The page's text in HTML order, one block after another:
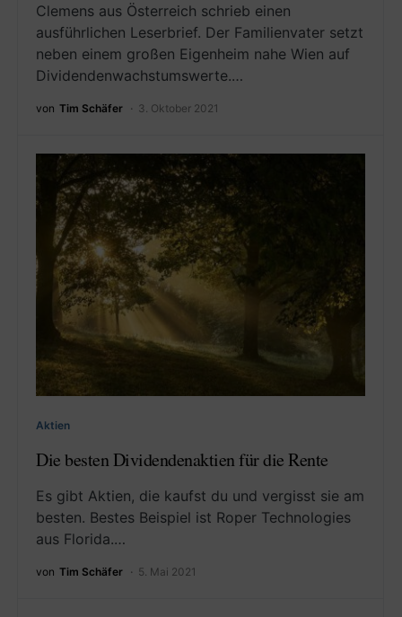
Clemens aus Österreich schrieb einen
ausführlichen Leserbrief. Der Familienvater setzt
neben einem großen Eigenheim nahe Wien auf
Dividendenwachstumswerte.…
von Tim Schäfer 3. Oktober 2021
Aktien
Die besten Dividendenaktien für die Rente
Es gibt Aktien, die kaufst du und vergisst sie am
besten. Bestes Beispiel ist Roper Technologies
aus Florida.…
von Tim Schäfer 5. Mai 2021